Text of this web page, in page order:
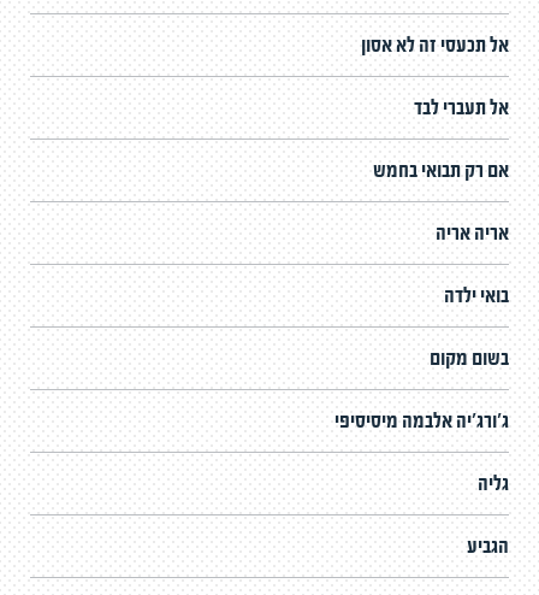
אל תכעסי זה לא אסון
אל תעברי לבד
אם רק תבואי בחמש
אריה אריה
בואי ילדה
בשום מקום
ג'ורג'יה אלבמה מיסיסיפי
גליה
הגביע